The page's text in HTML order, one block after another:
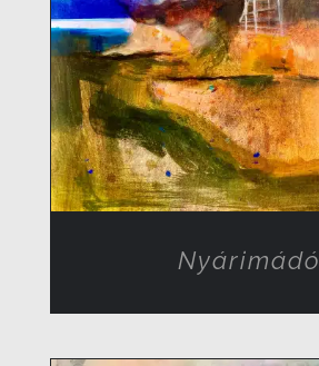
RÉSZLETEK
Nyárimádó